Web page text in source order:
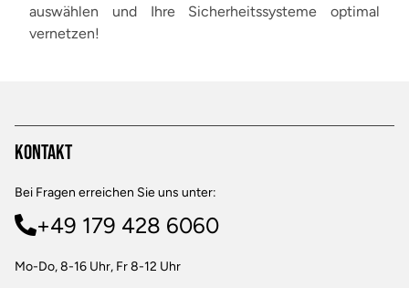
auswählen und Ihre Sicherheitssysteme optimal
vernetzen!
Kontakt
Bei Fragen erreichen Sie uns unter:
+49 179 428 6060
Mo-Do, 8-16 Uhr, Fr 8-12 Uhr